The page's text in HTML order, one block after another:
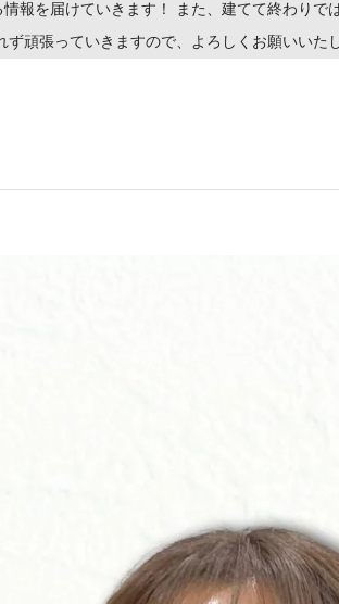
報を届けていきます！ また、建てて終わり
頑張っていきますので、よろしくお願いいた